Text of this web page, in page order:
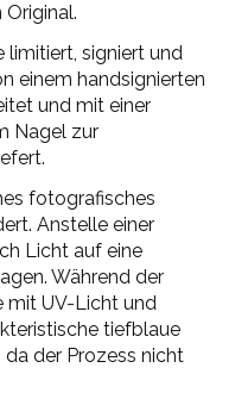
limitiert, signiert und
einem handsignierten
und mit einer
Nagel zur
fotografisches
Anstelle einer
Licht auf eine
Während der
mit UV-Licht und
tiefblaue
da der Prozess nicht